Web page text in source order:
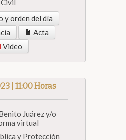
Civil
y orden del día
Acta
Video
| 11:00 Horas
Juárez y/o
virtual
y Protección